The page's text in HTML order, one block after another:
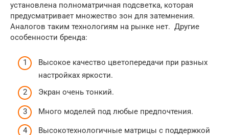
установлена полноматричная подсветка, которая
предусматривает множество зон для затемнения.
Аналогов таким технологиям на рынке нет. Другие
особенности бренда:
Высокое качество цветопередачи при разных
настройках яркости.
Экран очень тонкий.
Много моделей под любые предпочтения.
Высокотехнологичные матрицы с поддержкой